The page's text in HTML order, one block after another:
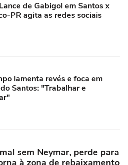
de Gabigol em Santos x
PR agita as redes sociais
lamenta revés e foca em
Santos: "Trabalhar e
sem Neymar, perde para
à zona de rebaixamento